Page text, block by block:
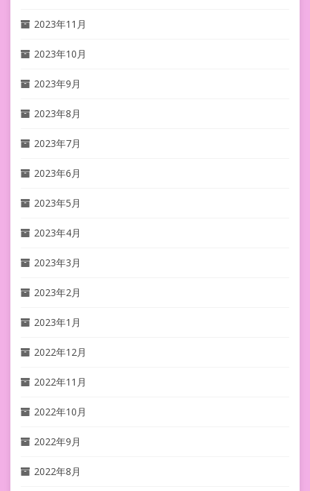
2023年11月
2023年10月
2023年9月
2023年8月
2023年7月
2023年6月
2023年5月
2023年4月
2023年3月
2023年2月
2023年1月
2022年12月
2022年11月
2022年10月
2022年9月
2022年8月